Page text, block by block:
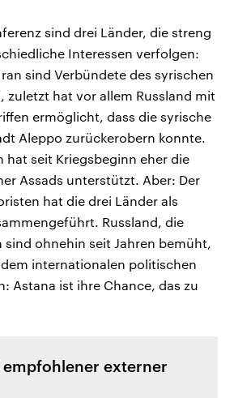
sind drei Länder, die streng
Interessen verfolgen:
sind Verbündete des syrischen
zuletzt hat vor allem Russland mit
ermöglicht, dass die syrische
Aleppo zurückerobern konnte.
hat seit Kriegsbeginn eher die
Assads unterstützt. Aber: Der
hat die drei Länder als
Russland, die
sind ohnehin seit Jahren bemüht,
internationalen politischen
Astana ist ihre Chance, das zu
empfohlener externer